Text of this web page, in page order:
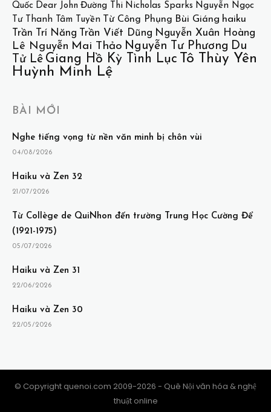
Quốc Dear John Đường Thi Nicholas Sparks Nguyễn Ngọc
Tư
Thanh Tâm Tuyền Từ Công Phụng Bùi Giáng haiku
Trần Trí Năng
Trần Viết Dũng Nguyễn Xuân Hoàng
Lê Nguyễn Mai Thảo Nguyễn Tư Phương Du
Tử Lê Giang Hồ Kỳ Tình Lục Tô Thùy Yên
Huỳnh Minh Lệ
BÀI MỚI
Nghe tiếng vọng từ nền văn minh bị chôn vùi
04/08/2026
Haiku và Zen 32
21/07/2026
Từ Collège de QuiNhon đến trường Trung Học Cường Để
(1921-1975)
05/07/2026
Haiku và Zen 31
22/06/2026
Haiku và Zen 30
22/05/2026
© Copyright quenoi.com 2009-2026 - Quê Nội văn hóa & nghệ
thuật online